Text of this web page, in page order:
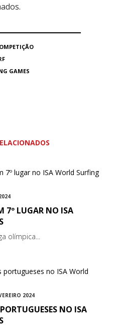
GAMES
7º LUGAR NO ISA
olímpica...
2024
NO ISA